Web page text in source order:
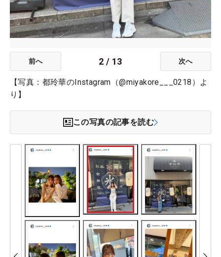
前へ 2 / 13 次へ
【写真：都玲華のInstagram（@miyakore___0218）よ
り】
この写真の記事を読む